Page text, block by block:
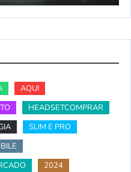
AQUI
HEADSETCOMPRAR
SLIM E PRO
2024